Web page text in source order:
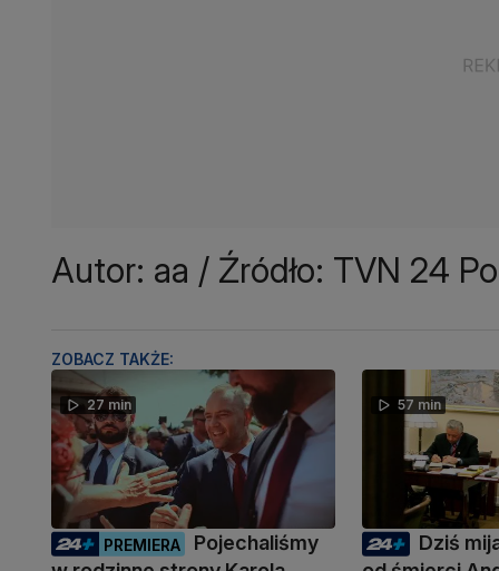
Autor: aa / Źródło: TVN 24
ZOBACZ TAKŻE:
27 min
PREMIERA
Pojechaliśmy
57 min
Dziś